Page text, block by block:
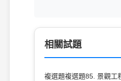
相關試題
複選題複選題85. 景觀工